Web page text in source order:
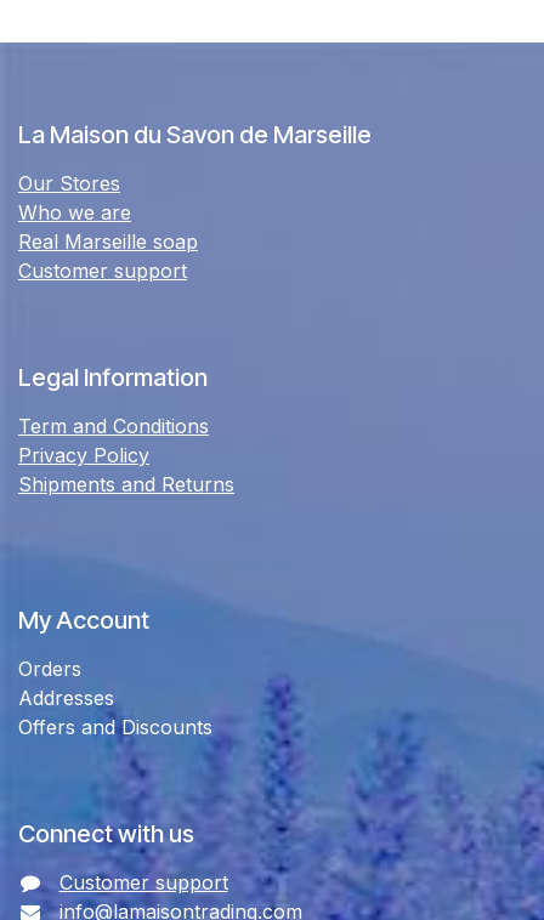
La Maison du Savon de Marseille
Our Stores
Who we are
Real Marseille soap
Customer support
Legal Information
Term and Conditions
Privacy Policy
Shipments and Returns
My Account
Orders
Addresses
Offers and Discounts
Connect with us
Customer support
info@lamaisontrading.com